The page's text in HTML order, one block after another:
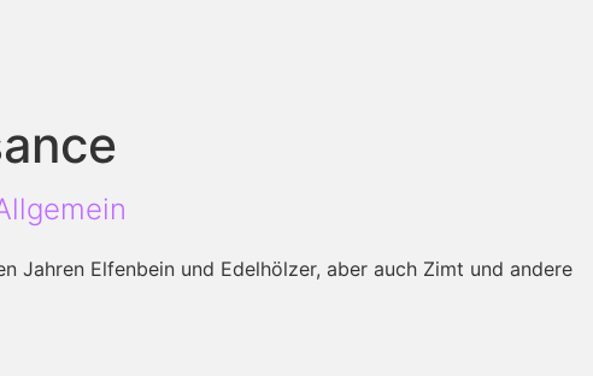
Jahren Elfenbein und Edelhölzer, aber auch Zimt und andere